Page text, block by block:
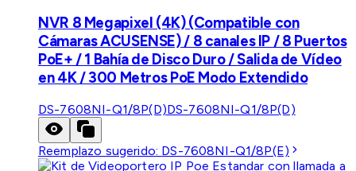
NVR 8 Megapixel (4K) (Compatible con
Cámaras ACUSENSE) / 8 canales IP / 8 Puertos
PoE+ / 1 Bahía de Disco Duro / Salida de Vídeo
en 4K / 300 Metros PoE Modo Extendido
DS-7608NI-Q1/8P(D)DS-7608NI-Q1/8P(D)
Reemplazo sugerido: DS-7608NI-Q1/8P(E)